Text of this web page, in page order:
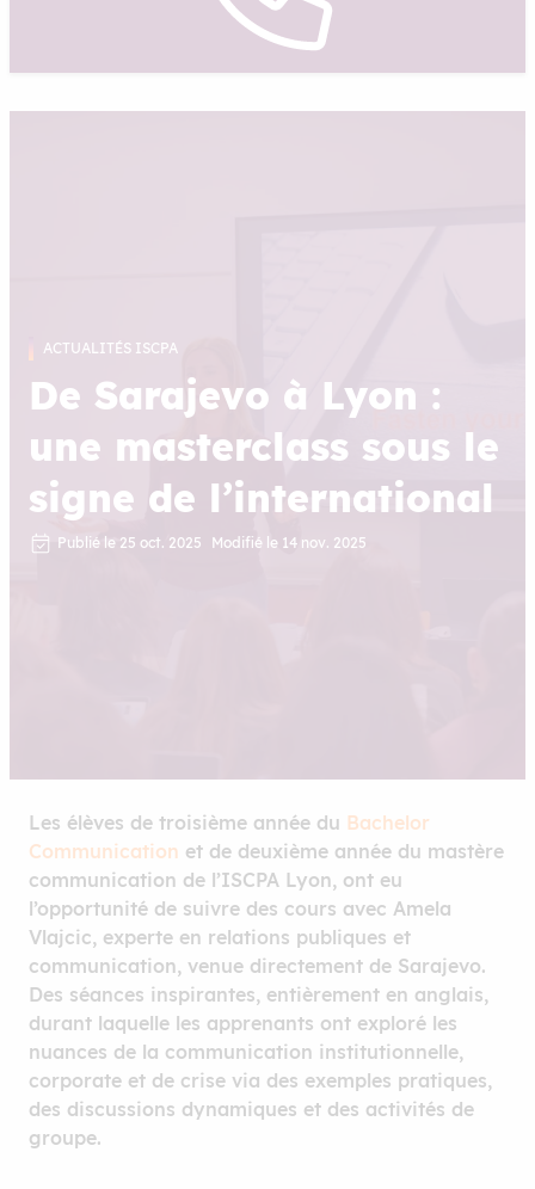
ACTUALITÉS ISCPA
De Sarajevo à Lyon :
une masterclass sous le
signe de l’international
Publié le 25 oct. 2025 Modifié le 14 nov. 2025
Les élèves de troisième année du Bachelor
Communication et de deuxième année du mastère
communication de l’ISCPA Lyon, ont eu
l’opportunité de suivre des cours avec Amela
Vlajcic, experte en relations publiques et
communication, venue directement de Sarajevo.
Des séances inspirantes, entièrement en anglais,
durant laquelle les apprenants ont exploré les
nuances de la communication institutionnelle,
corporate et de crise via des exemples pratiques,
des discussions dynamiques et des activités de
groupe.